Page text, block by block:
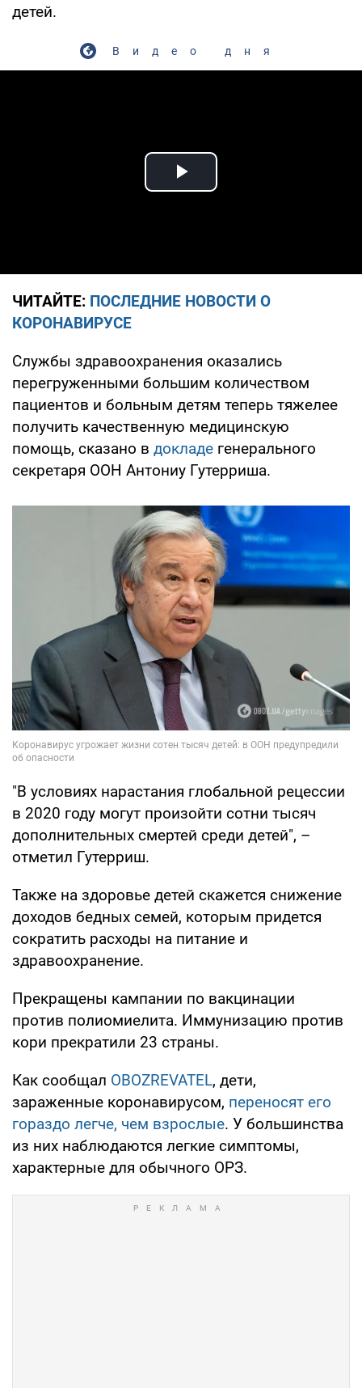
детей.
Видео дня
Play Video
ЧИТАЙТЕ: ПОСЛЕДНИЕ НОВОСТИ О
КОРОНАВИРУСЕ
Службы здравоохранения оказались
перегруженными большим количеством
пациентов и больным детям теперь тяжелее
получить качественную медицинскую
помощь, сказано в докладе генерального
секретаря ООН Антониу Гутерриша.
"В условиях нарастания глобальной рецессии
в 2020 году могут произойти сотни тысяч
дополнительных смертей среди детей", –
отметил Гутерриш.
Также на здоровье детей скажется снижение
доходов бедных семей, которым придется
сократить расходы на питание и
здравоохранение.
Прекращены кампании по вакцинации
против полиомиелита. Иммунизацию против
кори прекратили 23 страны.
Как сообщал OBOZREVATEL, дети,
зараженные коронавирусом, переносят его
гораздо легче, чем взрослые. У большинства
из них наблюдаются легкие симптомы,
характерные для обычного ОРЗ.